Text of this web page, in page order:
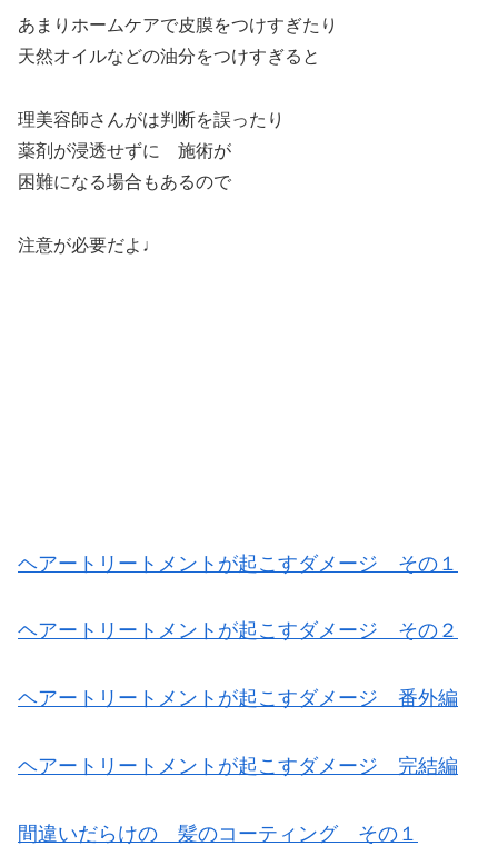
あまりホームケアで皮膜をつけすぎたり
天然オイルなどの油分をつけすぎると
理美容師さんがは判断を誤ったり
薬剤が浸透せずに 施術が
困難になる場合もあるので
注意が必要だよ♩
ヘアートリートメントが起こすダメージ その１
ヘアートリートメントが起こすダメージ その２
ヘアートリートメントが起こすダメージ 番外編
ヘアートリートメントが起こすダメージ 完結編
間違いだらけの 髪のコーティング その１